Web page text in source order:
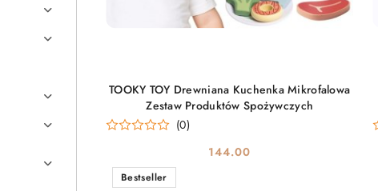
TOOKY TOY Drewniana Kuchenka Mikrofalowa
Zestaw Produktów Spożywczych
(0)
Cena:
144.00
DO KOSZYKA
Bestseller